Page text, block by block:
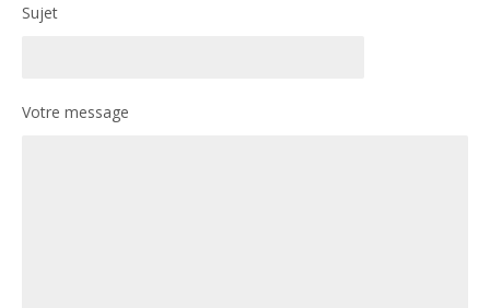
Sujet
Votre message